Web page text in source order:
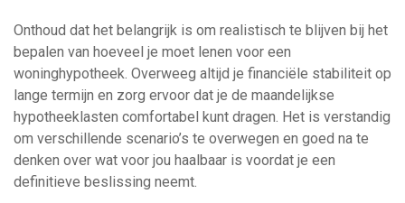
Onthoud dat het belangrijk is om realistisch te blijven bij het
bepalen van hoeveel je moet lenen voor een
woninghypotheek. Overweeg altijd je financiële stabiliteit op
lange termijn en zorg ervoor dat je de maandelijkse
hypotheeklasten comfortabel kunt dragen. Het is verstandig
om verschillende scenario’s te overwegen en goed na te
denken over wat voor jou haalbaar is voordat je een
definitieve beslissing neemt.